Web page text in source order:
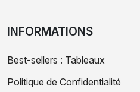
INFORMATIONS
Best-sellers : Tableaux
Politique de Confidentialité